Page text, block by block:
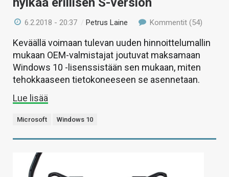
6.2.2018 - 20:37 / Petrus Laine Kommentit (54)
Keväällä voimaan tulevan uuden hinnoittelumallin
mukaan OEM-valmistajat joutuvat maksamaan
Windows 10 -lisenssistään sen mukaan, miten
tehokkaaseen tietokoneeseen se asennetaan.
Lue lisää
Microsoft Windows 10